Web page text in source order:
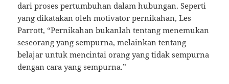
dari proses pertumbuhan dalam hubungan. Seperti
yang dikatakan oleh motivator pernikahan, Les
Parrott, “Pernikahan bukanlah tentang menemukan
seseorang yang sempurna, melainkan tentang
belajar untuk mencintai orang yang tidak sempurna
dengan cara yang sempurna.”